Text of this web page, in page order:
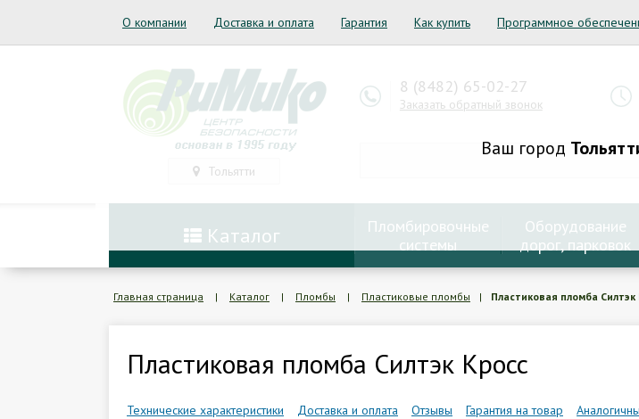
О компании Доставка и оплата Гарантия Как купить Программное
Тольятти
Ваш город
8 (8482) 65-02-27
Заказать обратный звонок
Каталог
Пломбировочные
системы
Оборудование
дорог, парковок
Главная страница | Каталог | Пломбы | Пластиковые пломбы | Пластиковая пломба Силтэк
Пластиковая пломба Силтэк Кросс
Технические характеристики Доставка и оплата Отзывы Гарантия на товар